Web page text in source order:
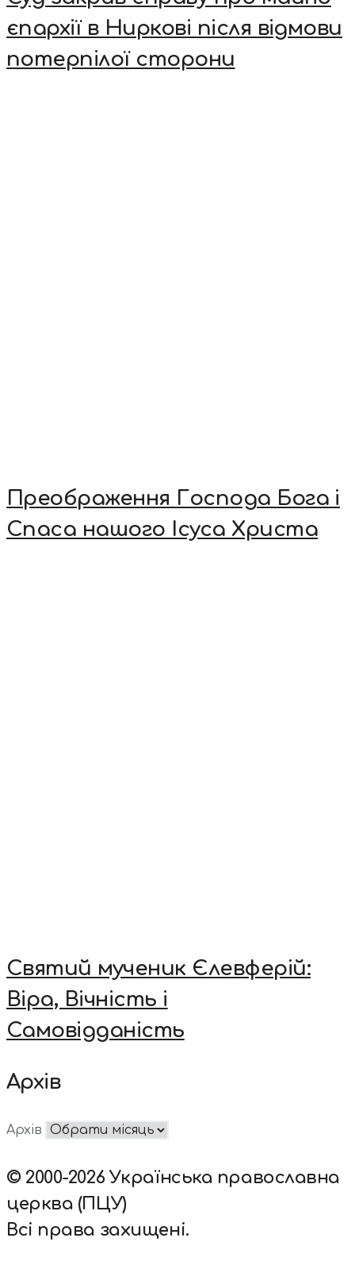
єпархії в Ниркові після відмови
потерпілої сторони
Преображення Господа Бога і
Спаса нашого Ісуса Христа
Святий мученик Єлевферій:
Віра, Вічність і
Самовідданість
Архів
Архів
© 2000-2026 Українська православна
церква (ПЦУ)
Всі права захищені.